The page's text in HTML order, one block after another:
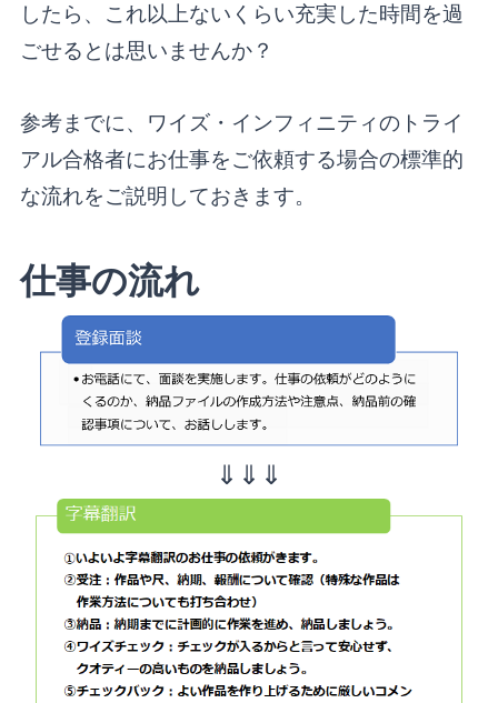
したら、これ以上ないくらい充実した時間を過
ごせるとは思いませんか？
参考までに、ワイズ・インフィニティのトライ
アル合格者にお仕事をご依頼する場合の標準的
な流れをご説明しておきます。
仕事の流れ
⇓⇓⇓